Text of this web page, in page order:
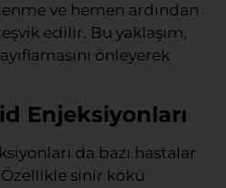
ve hemen ardından
edilir. Bu yaklaşım,
önleyerek
Enjeksiyonları
da bazı hastalar
sinir kökü